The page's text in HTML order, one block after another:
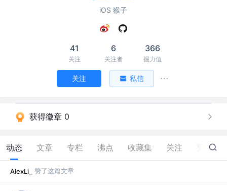
iOS 猴子
41
关注
6
关注者
366
掘力值
关注 私信
获得徽章 0
动态 文章 专栏 沸点 收藏集 关注 6
AlexLi_ 赞了这篇文章